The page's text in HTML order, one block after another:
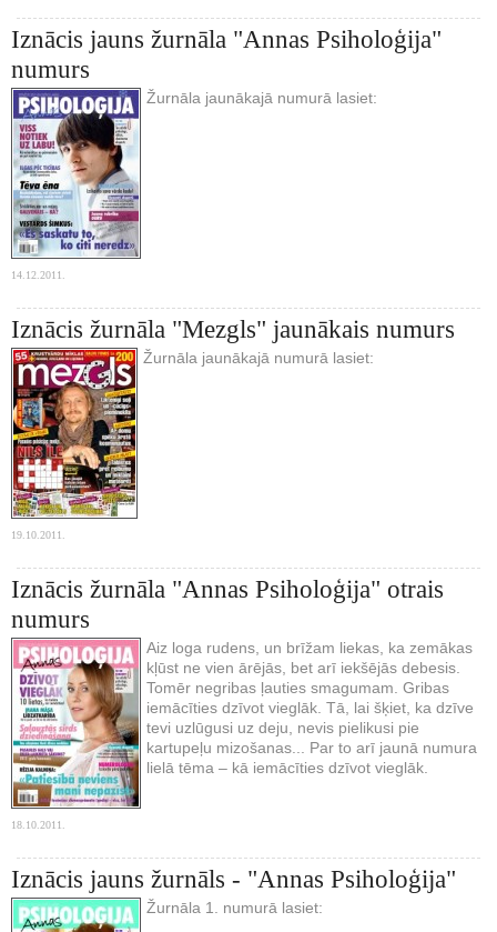
Iznācis jauns žurnāla "Annas Psiholoģija"
numurs
Žurnāla jaunākajā numurā lasiet:
14.12.2011.
Iznācis žurnāla "Mezgls" jaunākais numurs
Žurnāla jaunākajā numurā lasiet:
19.10.2011.
Iznācis žurnāla "Annas Psiholoģija" otrais
numurs
Aiz loga rudens, un brīžam liekas, ka zemākas
kļūst ne vien ārējās, bet arī iekšējās debesis.
Tomēr negribas ļauties smagumam. Gribas
iemācīties dzīvot vieglāk. Tā, lai šķiet, ka dzīve
tevi uzlūgusi uz deju, nevis pielikusi pie
kartupeļu mizošanas... Par to arī jaunā numura
lielā tēma – kā iemācīties dzīvot vieglāk.
18.10.2011.
Iznācis jauns žurnāls - "Annas Psiholoģija"
Žurnāla 1. numurā lasiet: